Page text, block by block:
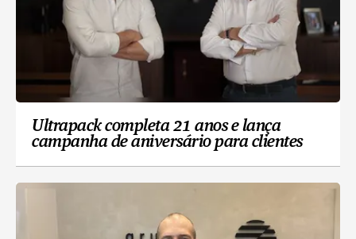
Ultrapack completa 21 anos e lança
campanha de aniversário para clientes